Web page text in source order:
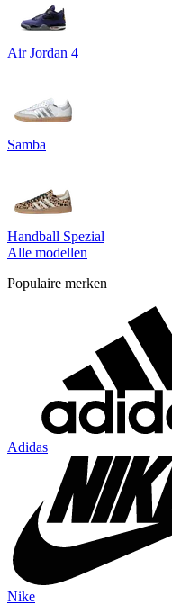
Air Jordan 4
Samba
Handball Spezial
Alle modellen
Populaire merken
Adidas
Nike